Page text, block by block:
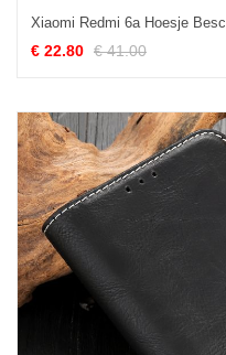
€ 22.80 € 41.00